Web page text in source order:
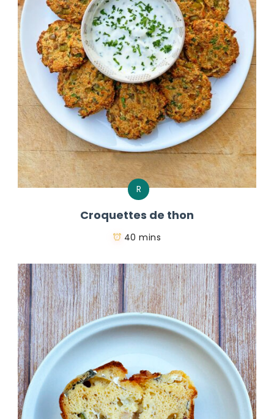
R
Croquettes de thon
40 mins